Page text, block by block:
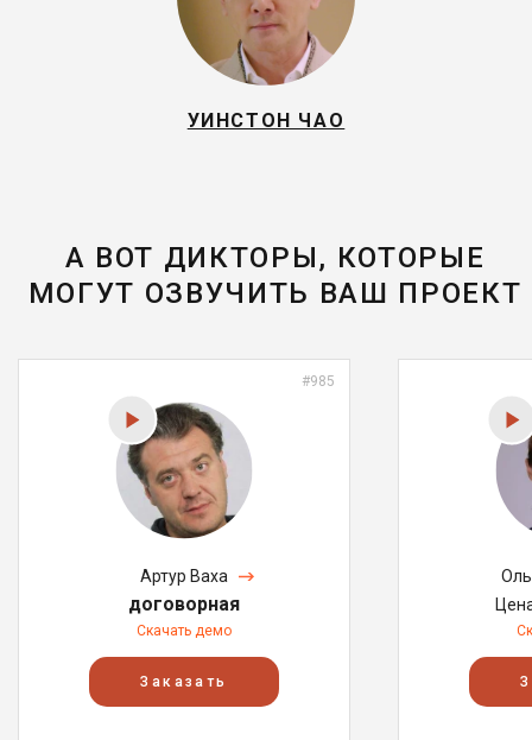
УИНСТОН ЧАО
А ВОТ ДИКТОРЫ, КОТОРЫЕ
МОГУТ ОЗВУЧИТЬ ВАШ ПРОЕКТ
#985
Артур Ваха
договорная
Скачать демо
Заказать